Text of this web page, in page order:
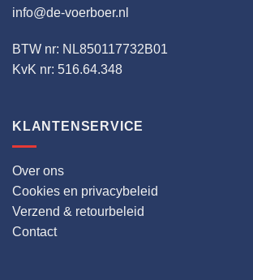
info@de-voerboer.nl
BTW nr: NL850117732B01
KvK nr: 516.64.348
KLANTENSERVICE
Over ons
Cookies en privacybeleid
Verzend & retourbeleid
Contact